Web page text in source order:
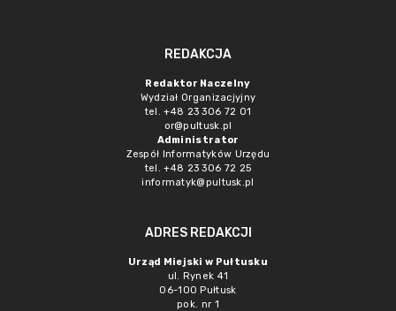
REDAKCJA
Redaktor Naczelny
Wydział Organizacjyjny
tel. +48 23 306 72 01
or@pultusk.pl
Administrator
Zespół Informatyków Urzędu
tel. +48 23 306 72 25
informatyk@pultusk.pl
ADRES REDAKCJI
Urząd Miejski w Pułtusku
ul. Rynek 41
06-100 Pułtusk
pok. nr 1